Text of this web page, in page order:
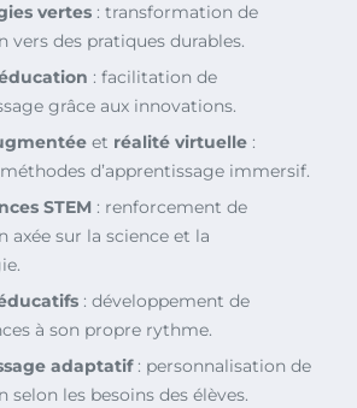
vertes : transformation de
vers des pratiques durables.
: facilitation de
grâce aux innovations.
et réalité virtuelle :
d’apprentissage immersif.
STEM : renforcement de
axée sur la science et la
: développement de
à son propre rythme.
adaptatif: personnalisation de
selon les besoins des élèves.